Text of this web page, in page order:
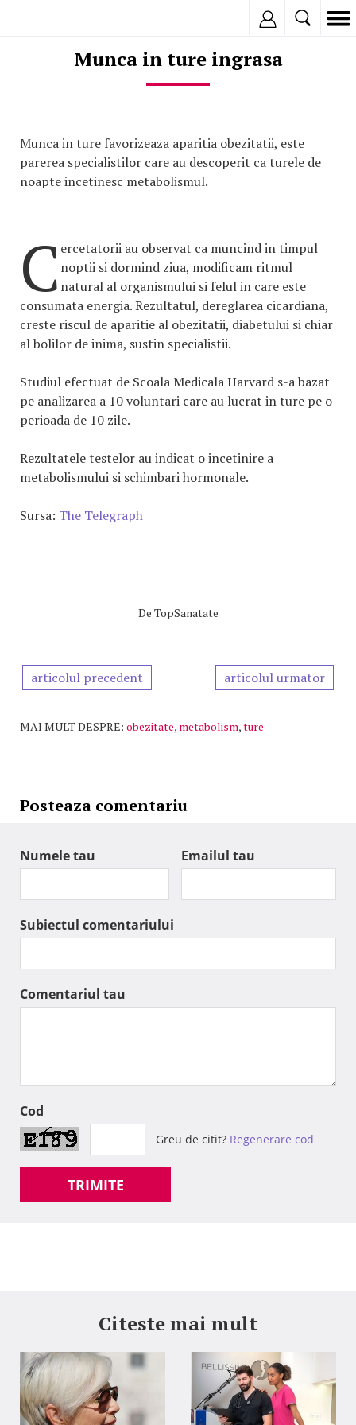
Munca in ture ingrasa
Munca in ture favorizeaza aparitia obezitatii, este
parerea specialistilor care au descoperit ca turele de
noapte incetinesc metabolismul.
C ercetatorii au observat ca muncind in timpul
noptii si dormind ziua, modificam ritmul
natural al organismului si felul in care este
consumata energia. Rezultatul, dereglarea cicardiana,
creste riscul de aparitie al obezitatii, diabetului si chiar
al bolilor de inima, sustin specialistii.
Studiul efectuat de Scoala Medicala Harvard s-a bazat
pe analizarea a 10 voluntari care au lucrat in ture pe o
perioada de 10 zile.
Rezultatele testelor au indicat o incetinire a
metabolismului si schimbari hormonale.
Sursa: The Telegraph
De TopSanatate
articolul precedent articolul urmator
MAI MULT DESPRE: obezitate, metabolism,ture
Posteaza comentariu
Numele tau Emailul tau
Subiectul comentariului
Comentariul tau
Cod
Greu de citit? Regenerare cod
TRIMITE
Citeste mai mult